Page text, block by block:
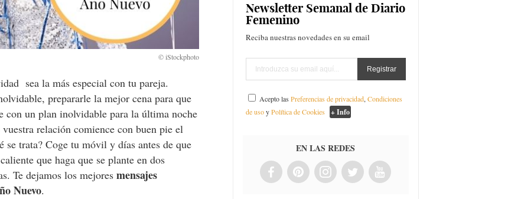
sea la más especial con tu pareja.
prepararle la mejor cena para que
con un plan inolvidable para la última noche
relación comience con buen pie el
trata? Coge tu móvil y días antes de que
caliente que haga que se plante en dos
Te dejamos los mejoresmensajes
Nuevo.
Newsletter Semanal de Diario
Femenino
Reciba nuestras novedades en su email
Acepto lasPreferencias de privacidad,Condiciones
de usoyPolítica de Cookies + Info
EN LAS REDES